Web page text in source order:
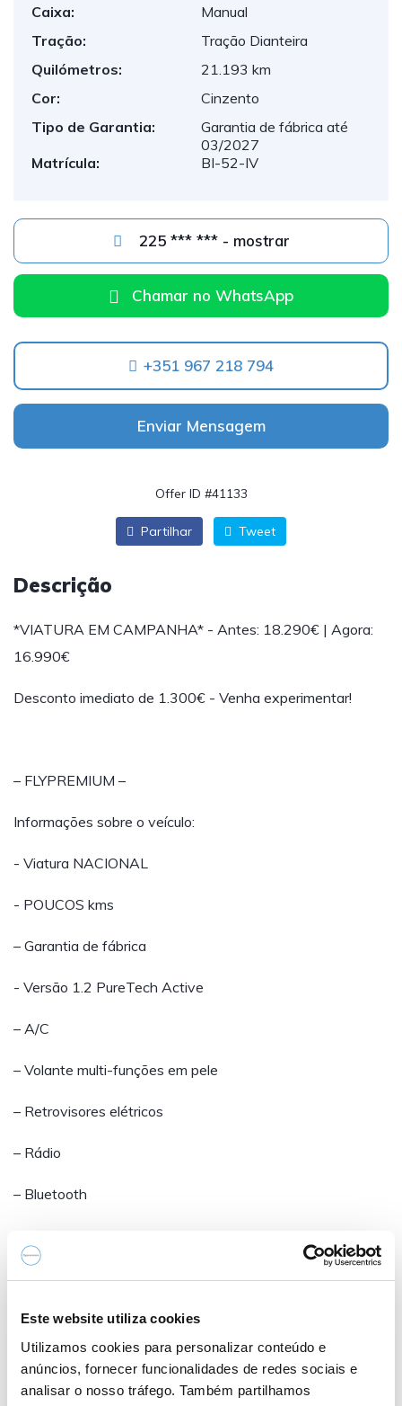
Este website utiliza cookies
Utilizamos cookies para personalizar conteúdo e
anúncios, fornecer funcionalidades de redes sociais e
analisar o nosso tráfego. Também partilhamos
Caixa:
Manual
Tração:
Tração Dianteira
Quilómetros:
21.193 km
Cor:
Cinzento
Tipo de Garantia:
Garantia de fábrica até
03/2027
Matrícula:
BI-52-IV
225 *** *** - mostrar
Chamar no WhatsApp
+351 967 218 794
Enviar Mensagem
Offer ID #41133
Partilhar Tweet
Descrição
*VIATURA EM CAMPANHA* - Antes: 18.290€ | Agora:
16.990€
Desconto imediato de 1.300€ - Venha experimentar!
– FLYPREMIUM –
Informações sobre o veículo:
- Viatura NACIONAL
- POUCOS kms
– Garantia de fábrica
- Versão 1.2 PureTech Active
– A/C
– Volante multi-funções em pele
– Retrovisores elétricos
– Rádio
– Bluetooth
- Cruize-Control
- Porta USB
- Start&Stop
Garantia de fábrica até 03/2027